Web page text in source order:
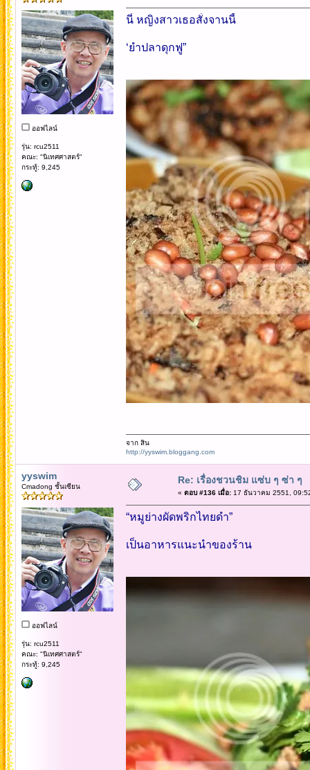
ออฟไลน์
รุ่น: rcu2511
คณะ: "นิเทศศาสตร์"
กระทู้: 9,245
นี่ หญิงสาวเธอสั่งจานนี้
‘ยำปลาดุกฟู”
จาก สิน
http://yyswim.bloggang.com
yyswim
Cmadong ชั้นเซียน
ออฟไลน์
รุ่น: rcu2511
คณะ: "นิเทศศาสตร์"
กระทู้: 9,245
Re: เรื่องชวนชิม แซ่บ ๆ ซ่า ๆ
« ตอบ #136 เมื่อ:17 ธันวาคม 2551,
“หมูย่างผัดพริกไทยดำ”
เป็นอาหารแนะนำของร้าน